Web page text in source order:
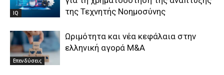
IQ
της Τεχνητής Νοημοσύνης
Επενδύσεις
Ωριμότητα και νέα κεφάλαια στην
ελληνική αγορά M&A